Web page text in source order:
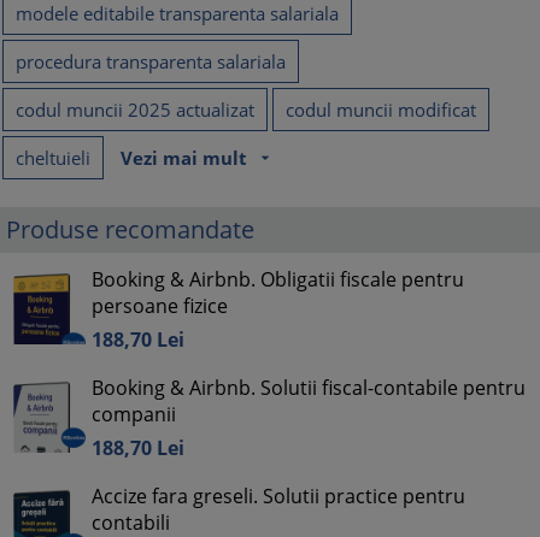
modele editabile transparenta salariala
procedura transparenta salariala
codul muncii 2025 actualizat
codul muncii modificat
cheltuieli
Vezi mai mult arrow_drop_down
Produse recomandate
Booking & Airbnb. Obligatii fiscale pentru
persoane fizice
188,70 Lei
Booking & Airbnb. Solutii fiscal-contabile pentru
companii
188,70 Lei
Accize fara greseli. Solutii practice pentru
contabili